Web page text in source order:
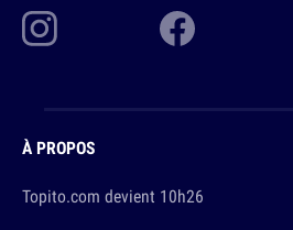
À PROPOS
Topito.com devient 10h26